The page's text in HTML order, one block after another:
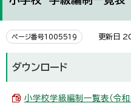
ページ番号1005519 更新日
ダウンロード
小学校学級編制一覧表（令